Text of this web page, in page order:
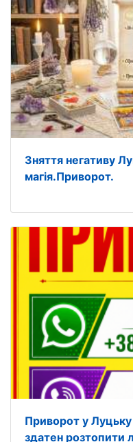
Зняття негативу
магія.Приворoт.
Приворот у Луцьку
здатен розтопити